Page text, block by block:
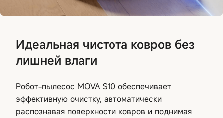
Идеальная чистота ковров без
лишней влаги
Робот-пылесос MOVA S10 обеспечивает
эффективную очистку, автоматически
распознавая поверхности ковров и поднимая